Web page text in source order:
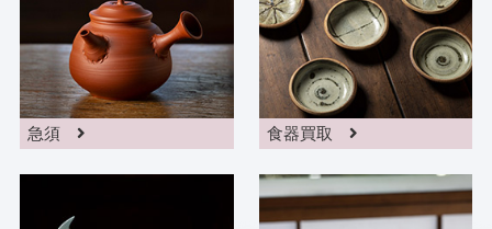
急須 食器買取